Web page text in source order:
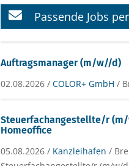
Passende Jobs
Auftragsmanager (m/w//d)
02.08.2026 /COLOR+ GmbH /
Steuerfachangestellte/r (m/
Homeoffice
05.08.2026 / Kanzleihafen /